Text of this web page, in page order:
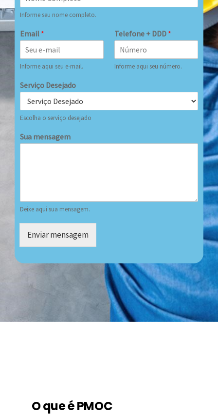
Informe seu nome completo.
Email *
Informe aqui seu e-mail.
Telefone + DDD *
Informe aqui seu número.
Serviço Desejado
Escolha o serviço desejado
Sua mensagem
Deixe aqui sua mensagem.
Enviar mensagem
O que é PMOC